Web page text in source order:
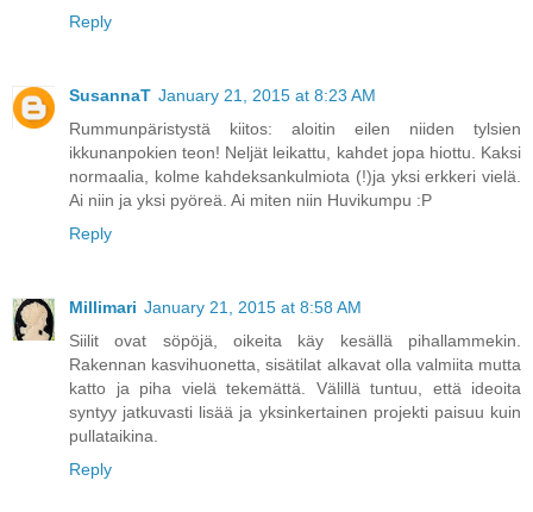
Reply
SusannaT January 21, 2015 at 8:23 AM
Rummunpäristystä kiitos: aloitin eilen niiden tylsien
ikkunanpokien teon! Neljät leikattu, kahdet jopa hiottu. Kaksi
normaalia, kolme kahdeksankulmiota (!)ja yksi erkkeri vielä.
Ai niin ja yksi pyöreä. Ai miten niin Huvikumpu :P
Reply
Millimari January 21, 2015 at 8:58 AM
Siilit ovat söpöjä, oikeita käy kesällä pihallammekin.
Rakennan kasvihuonetta, sisätilat alkavat olla valmiita mutta
katto ja piha vielä tekemättä. Välillä tuntuu, että ideoita
syntyy jatkuvasti lisää ja yksinkertainen projekti paisuu kuin
pullataikina.
Reply